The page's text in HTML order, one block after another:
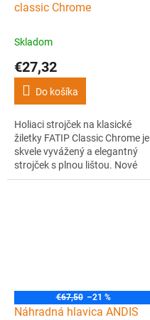
classic Chrome
Skladom
€27,32
Do košíka
Holiaci strojček na klasické
žiletky FATIP Classic Chrome je
skvele vyvážený a elegantný
strojček s plnou lištou. Nové
hlavice "Testina gentile" sú
€67,50 –21 %
Náhradná hlavica ANDIS